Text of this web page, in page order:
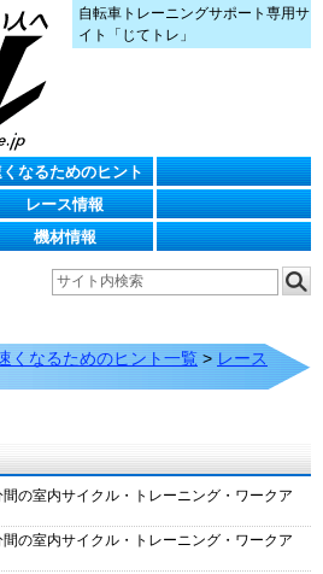
自転車トレーニングサポート専用サ
イト「じてトレ」
なるためのヒント
レース情報
機材情報
くなるためのヒント一覧 > レース
の室内サイクル・トレーニング・ワークア
の室内サイクル・トレーニング・ワークア